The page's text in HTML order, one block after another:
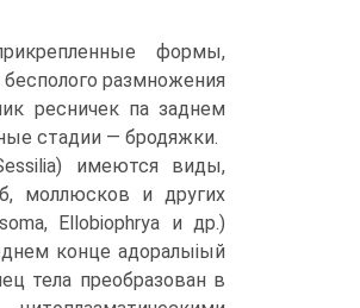
формы,
размножения
ресничек па заднем
стадии — бродяжки.
имеются виды,
моллюсков и других
Ellobiophrya и др.)
конце адоралыіый
тела преобразован в